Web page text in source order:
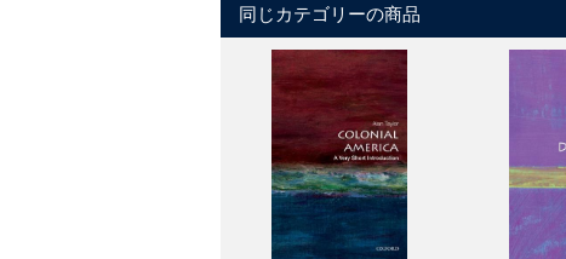
同じカテゴリーの商品